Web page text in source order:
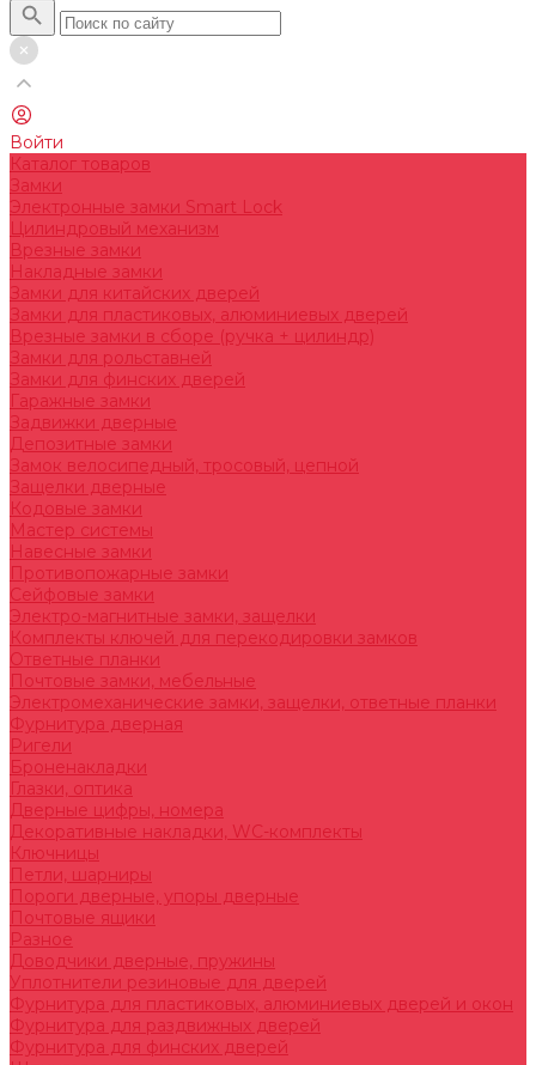
Войти
Каталог товаров
Замки
Электронные замки Smart Lock
Цилиндровый механизм
Врезные замки
Накладные замки
Замки для китайских дверей
Замки для пластиковых, алюминиевых дверей
Врезные замки в сборе (ручка + цилиндр)
Замки для рольставней
Замки для финских дверей
Гаражные замки
Задвижки дверные
Депозитные замки
Замок велосипедный, тросовый, цепной
Защелки дверные
Кодовые замки
Мастер системы
Навесные замки
Противопожарные замки
Сейфовые замки
Электро-магнитные замки, защелки
Комплекты ключей для перекодировки замков
Ответные планки
Почтовые замки, мебельные
Электромеханические замки, защелки, ответные планки
Фурнитура дверная
Ригели
Броненакладки
Глазки, оптика
Дверные цифры, номера
Декоративные накладки, WC-комплекты
Ключницы
Петли, шарниры
Пороги дверные, упоры дверные
Почтовые ящики
Разное
Доводчики дверные, пружины
Уплотнители резиновые для дверей
Фурнитура для пластиковых, алюминиевых дверей и окон
Фурнитура для раздвижных дверей
Фурнитура для финских дверей